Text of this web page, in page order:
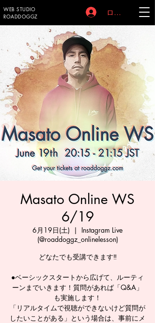
WEB STUDIO
ROADDOGGZ
ログイン
Masato Online WS
6/19
6月19日(土)
  |
Instagram Live
(@roaddoggz_onlinelesson)
どなたでも受講できます‼️
●ベーシックスタートから広げて、ルーティ
ーンまでいきます！質問があれば「Q&A」
も実施します！
「リアルタイムで視聴ができないけど質問が
したいことがある」という場合は、事前にメ